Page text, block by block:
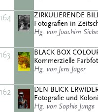
164
ZIRKULIERENDE
Fotografien in
Hg. von Joachim
163
BLACK BOX
Kommerzielle
Hg. von Jens Jäger
162
DEN BLICK
Fotografie und
Hg. von Sophie Junge